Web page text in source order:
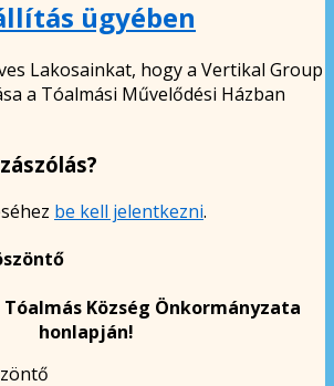
ügyében
Lakosainkat, hogy a Vertikal Group
a Tóalmási Művelődési Házban
be kell jelentkezni.
Község Önkormányzata
honlapján!